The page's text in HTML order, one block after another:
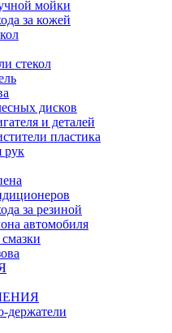
мойки
за кожей
стекол
дисков
и деталей
пластика
рук
за резиной
автомобиля
держатели